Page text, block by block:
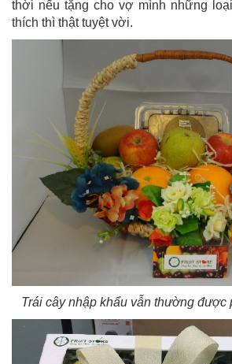
thời nếu tặng cho vợ mình những
thích thì thật tuyệt vời.
Trái cây nhập khẩu vẫn thường được